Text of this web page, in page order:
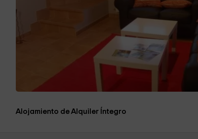
Alojamiento de Alquiler Íntegro